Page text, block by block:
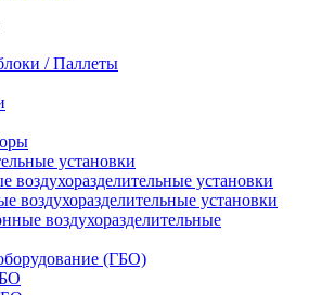
/ Паллеты
установки
воздухоразделительные установки
воздухоразделительные установки
воздухоразделительные
(ГБО)